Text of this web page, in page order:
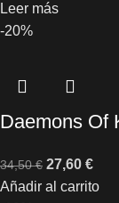
Leer más
-20%
Daemons Of
34,50€ 27,60 €
Añadir al carrito